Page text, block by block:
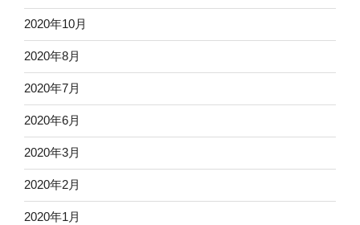
2020年10月
2020年8月
2020年7月
2020年6月
2020年3月
2020年2月
2020年1月